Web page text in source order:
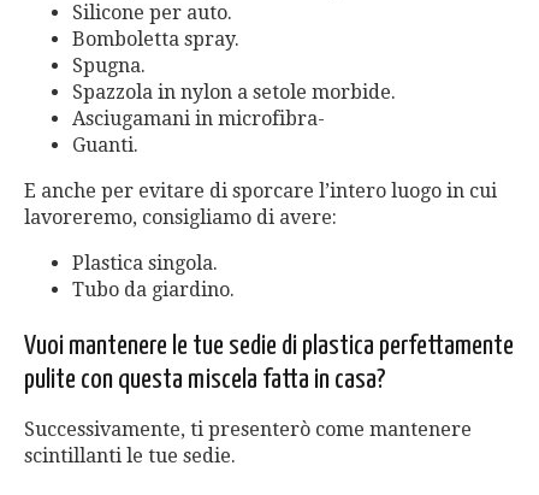
Silicone per auto.
Bomboletta spray.
Spugna.
Spazzola in nylon a setole morbide.
Asciugamani in microfibra-
Guanti.
E anche per evitare di sporcare l’intero luogo in cui
lavoreremo, consigliamo di avere:
Plastica singola.
Tubo da giardino.
Vuoi mantenere le tue sedie di plastica perfettamente
pulite con questa miscela fatta in casa?
Successivamente, ti presenterò come mantenere
scintillanti le tue sedie.